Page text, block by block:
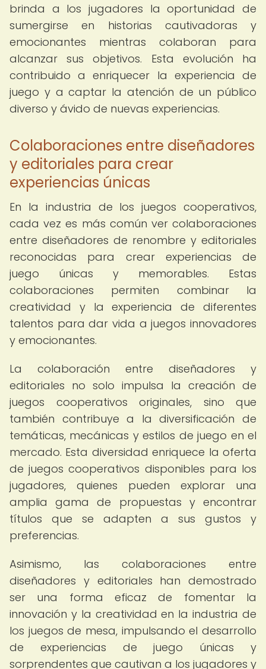
brinda a los jugadores la oportunidad de
sumergirse en historias cautivadoras y
emocionantes mientras colaboran para
alcanzar sus objetivos. Esta evolución ha
contribuido a enriquecer la experiencia de
juego y a captar la atención de un público
diverso y ávido de nuevas experiencias.
Colaboraciones entre diseñadores
y editoriales para crear
experiencias únicas
En la industria de los juegos cooperativos,
cada vez es más común ver colaboraciones
entre diseñadores de renombre y editoriales
reconocidas para crear experiencias de
juego únicas y memorables. Estas
colaboraciones permiten combinar la
creatividad y la experiencia de diferentes
talentos para dar vida a juegos innovadores
y emocionantes.
La colaboración entre diseñadores y
editoriales no solo impulsa la creación de
juegos cooperativos originales, sino que
también contribuye a la diversificación de
temáticas, mecánicas y estilos de juego en el
mercado. Esta diversidad enriquece la oferta
de juegos cooperativos disponibles para los
jugadores, quienes pueden explorar una
amplia gama de propuestas y encontrar
títulos que se adapten a sus gustos y
preferencias.
Asimismo, las colaboraciones entre
diseñadores y editoriales han demostrado
ser una forma eficaz de fomentar la
innovación y la creatividad en la industria de
los juegos de mesa, impulsando el desarrollo
de experiencias de juego únicas y
sorprendentes que cautivan a los jugadores y